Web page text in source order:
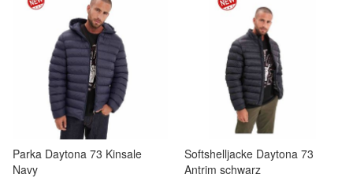
Parka Daytona 73 Kinsale
Navy
Softshelljacke Daytona 73
Antrim schwarz